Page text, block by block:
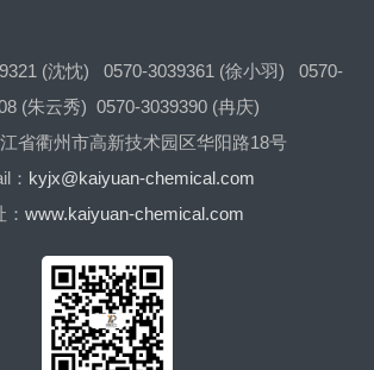
(沈忱) 0570-3039361 (徐小羽) 0570-
(朱云秀) 0570-3039390 (冉庆)
省衢州市高新技术园区华阳路18号
： kyjx@kaiyuan-chemical.com
www.kaiyuan-chemical.com